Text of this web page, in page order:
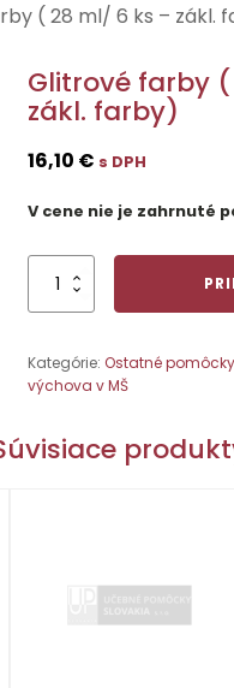
( 28 ml/ 6 ks – zákl.
Glitrové farby
zákl. farby)
16,10 € s DPH
V cene nie je zahrnuté
množstvo
Glitrové
28
ml/
ks
–
Kategórie:Ostatné
výchova v MŠ